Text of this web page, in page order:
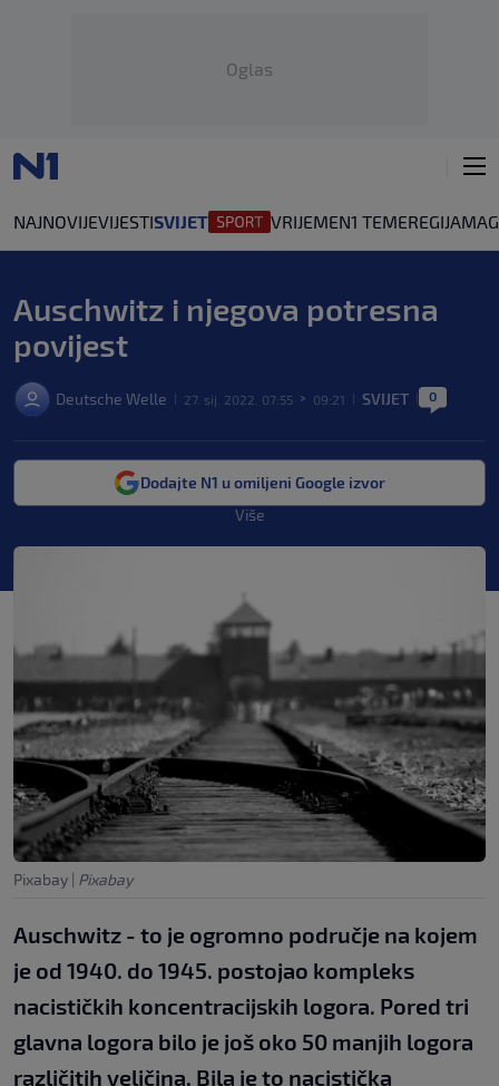
Oglas
NAJNOVIJEVIJESTISVIJET VRIJEMEN1 TEMEREGIJA
Auschwitz i njegova potresna
povijest
Deutsche Welle 27. sij. 2022. 07:55 > 09:21 SVIJET 0
Dodajte N1 u omiljeni Google izvor
Više
Pixabay | Pixabay
Auschwitz - to je ogromno područje na kojem
je od 1940. do 1945. postojao kompleks
nacističkih koncentracijskih logora. Pored tri
glavna logora bilo je još oko 50 manjih logora
različitih veličina. Bila je to nacistička